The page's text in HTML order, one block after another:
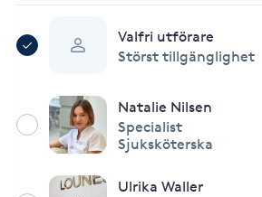
Valfri utförare
Störst tillgänglighet
Natalie Nilsen
Specialist
Sjuksköterska
Ulrika Waller